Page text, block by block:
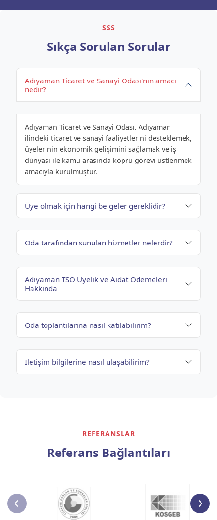
SSS
Sıkça Sorulan Sorular
Adıyaman Ticaret ve Sanayi Odası'nın amacı
nedir?
Adıyaman Ticaret ve Sanayi Odası, Adıyaman
ilindeki ticaret ve sanayi faaliyetlerini desteklemek,
üyelerinin ekonomik gelişimini sağlamak ve iş
dünyası ile kamu arasında köprü görevi üstlenmek
amacıyla kurulmuştur.
Üye olmak için hangi belgeler gereklidir?
Oda tarafından sunulan hizmetler nelerdir?
Adıyaman TSO Üyelik ve Aidat Ödemeleri
Hakkında
Oda toplantılarına nasıl katılabilirim?
İletişim bilgilerine nasıl ulaşabilirim?
REFERANSLAR
Referans Bağlantıları